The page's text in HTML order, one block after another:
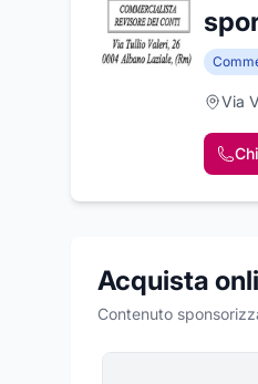
Via
Acquista
Contenuto